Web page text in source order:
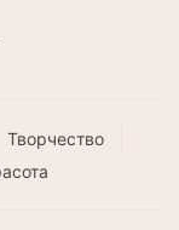
Творчество